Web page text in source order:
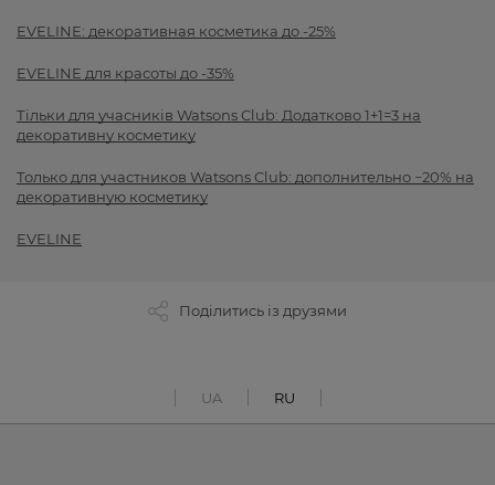
EVELINE: декоративная косметика до -25%
EVELINE для красоты до -35%
Тільки для учасників Watsons Club: Додатково 1+1=3 на
декоративну косметику
Только для участников Watsons Club: дополнительно −20% на
декоративную косметику
EVELINE
Поділитись із друзями
UA RU